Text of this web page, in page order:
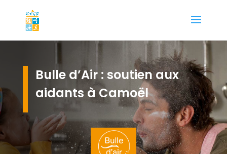
Bulle d’Air : soutien aux
aidants à Camoël